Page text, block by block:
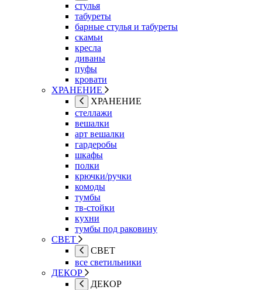
стулья
табуреты
барные стулья и табуреты
скамьи
кресла
диваны
пуфы
кровати
ХРАНЕНИЕ
ХРАНЕНИЕ
стеллажи
вешалки
арт вешалки
гардеробы
шкафы
полки
крючки/ручки
комоды
тумбы
тв-стойки
кухни
тумбы под раковину
СВЕТ
СВЕТ
все светильники
ДЕКОР
ДЕКОР